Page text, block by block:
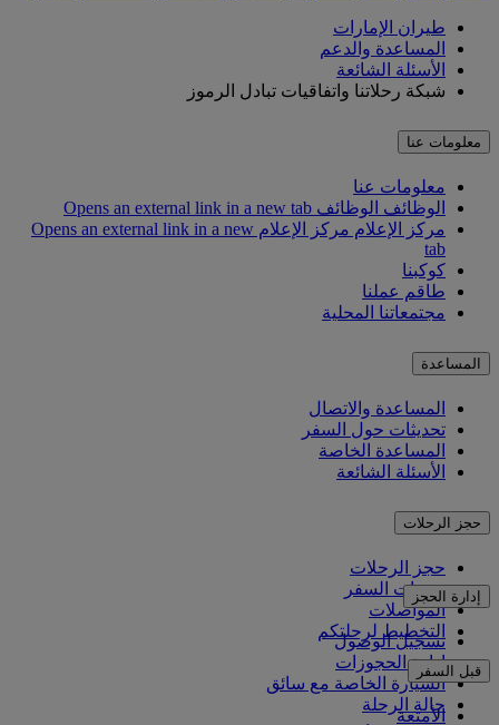
طيران الإمارات
المساعدة والدعم
الأسئلة الشائعة
شبكة رحلاتنا واتفاقيات تبادل الرموز
معلومات عنا
معلومات عنا
الوظائف الوظائف Opens an external link in a new tab
مركز الإعلام
مركز الإعلام Opens an external link in a new
tab
كوكبنا
طاقم عملنا
مجتمعاتنا المحلية
المساعدة
المساعدة والاتصال
تحديثات حول السفر
المساعدة الخاصة
الأسئلة الشائعة
حجز الرحلات
حجز الرحلات
خدمات السفر
المواصلات
التخطيط لرحلتكم
إدارة الحجز
تسجيل الوصول
إدارة الحجوزات
السيارة الخاصة مع سائق
حالة الرحلة
قبل السفر
الأمتعة